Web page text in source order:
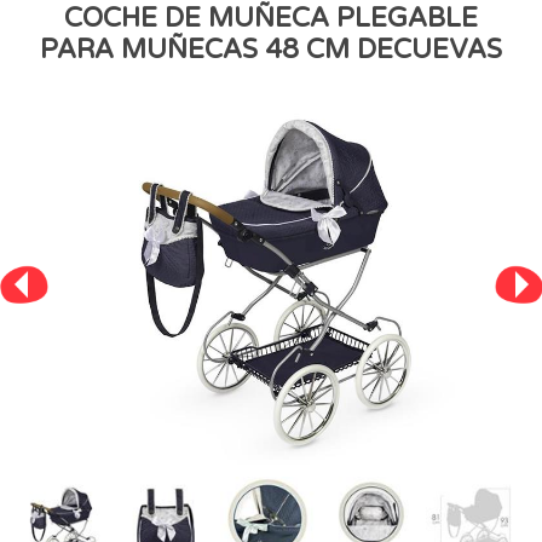
COCHE DE MUÑECA PLEGABLE
PARA MUÑECAS 48 CM DECUEVAS